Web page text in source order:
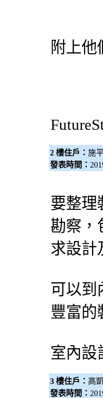
附上
2 樓住戶： 施
發表時間：
要整理
勘察，
求設計
可以到
豐富的
室內設
3 樓住戶： 高
發表時間：